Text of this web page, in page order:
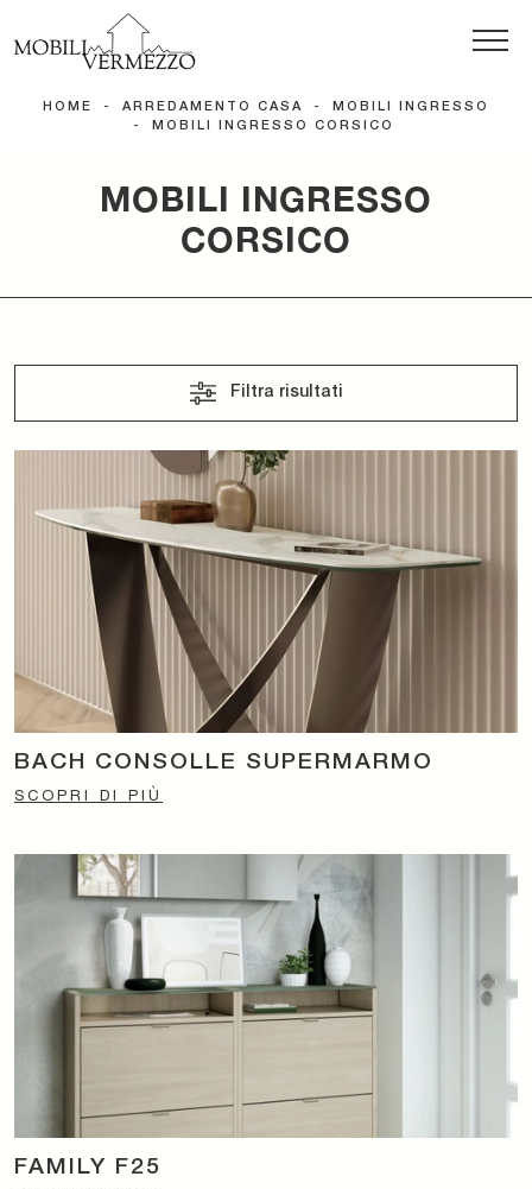
HOME - ARREDAMENTO CASA -
MOBILI INGRESSO
-
MOBILI INGRESSO CORSICO
MOBILI INGRESSO
CORSICO
Filtra risultati
BACH CONSOLLE SUPERMARMO
SCOPRI DI PIÙ
FAMILY F25